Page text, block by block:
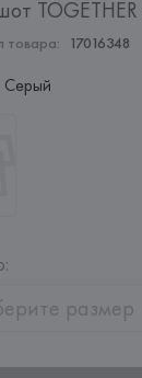
товара: 17016348
Серый
:
размер